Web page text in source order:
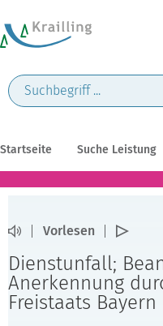
Startseite Suche Leistung
Vorlesen
Dienstunfall;
Anerkennung
Freistaats Bayern